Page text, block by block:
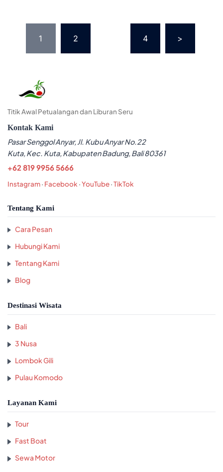
pagination
1 2 4 >
Titik Awal Petualangan dan Liburan Seru
Kontak Kami
Pasar Senggol Anyar, Jl. Kubu Anyar No.22
Kuta, Kec. Kuta, Kabupaten Badung, Bali 80361
+62 819 9956 5666
Instagram· Facebook ·YouTube·TikTok
Tentang Kami
Cara Pesan
Hubungi Kami
Tentang Kami
Blog
Destinasi Wisata
Bali
3 Nusa
Lombok Gili
Pulau Komodo
Layanan Kami
Tour
Fast Boat
Sewa Motor